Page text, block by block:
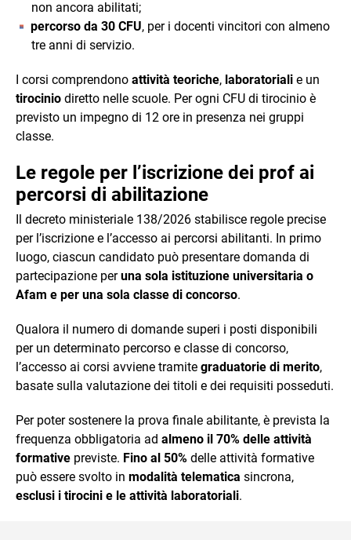
non ancora abilitati;
percorso da 30 CFU, per i docenti vincitori con almeno
tre anni di servizio.
I corsi comprendono attività teoriche, laboratoriali e un
tirocinio diretto nelle scuole. Per ogni CFU di tirocinio è
previsto un impegno di 12 ore in presenza nei gruppi
classe.
Le regole per l’iscrizione dei prof ai
percorsi di abilitazione
Il decreto ministeriale 138/2026 stabilisce regole precise
per l’iscrizione e l’accesso ai percorsi abilitanti. In primo
luogo, ciascun candidato può presentare domanda di
partecipazione peruna sola istituzione universitaria o
Afam e per una sola classe di concorso.
Qualora il numero di domande superi i posti disponibili
per un determinato percorso e classe di concorso,
l’accesso ai corsi avviene tramite graduatorie di merito,
basate sulla valutazione dei titoli e dei requisiti posseduti.
Per poter sostenere la prova finale abilitante, è prevista la
frequenza obbligatoria ad almeno il 70% delle attività
formative previste. Fino al 50% delle attività formative
può essere svolto in modalità telematica sincrona,
esclusi i tirocini e le attività laboratoriali.